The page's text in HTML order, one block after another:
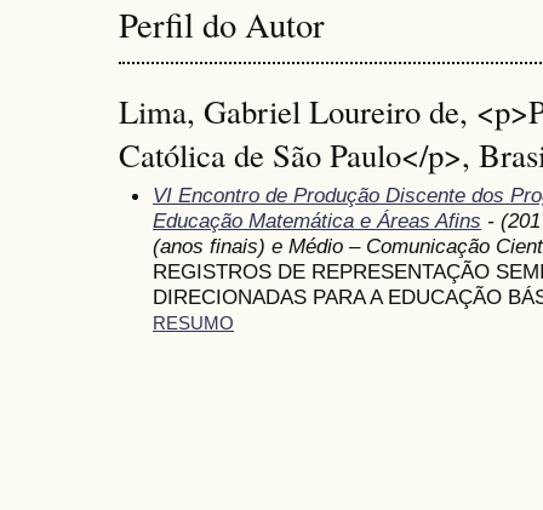
Perfil do Autor
Lima, Gabriel Loureiro de,
Católica de São Paulo</p>,
VI Encontro de Produção Discente dos
Educação Matemática e Áreas Afins -
(anos finais) e Médio – Comunicação
REGISTROS DE REPRESENTAÇÃO
DIRECIONADAS PARA A EDUCAÇÃO
RESUMO